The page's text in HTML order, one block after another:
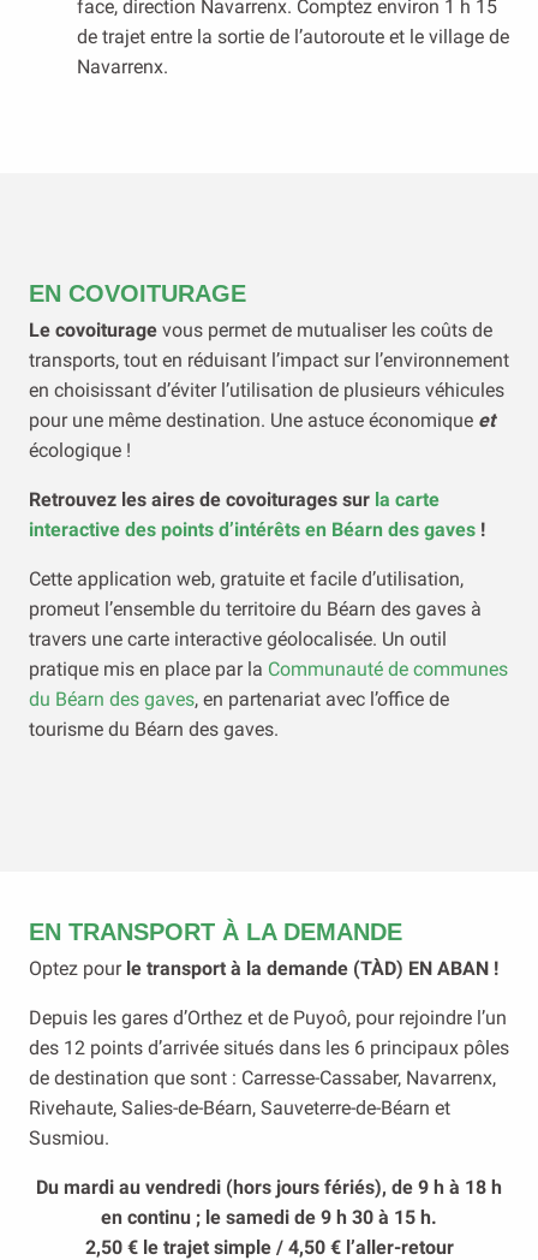
face, direction Navarrenx. Comptez environ 1 h 15
de trajet entre la sortie de l’autoroute et le village de
Navarrenx.
EN COVOITURAGE
Le covoiturage vous permet de mutualiser les coûts de
transports, tout en réduisant l’impact sur l’environnement
en choisissant d’éviter l’utilisation de plusieurs véhicules
pour une même destination. Une astuce économique et
écologique !
Retrouvez les aires de covoiturages sur la carte
interactive des points d’intérêts en Béarn des gaves !
Cette application web, gratuite et facile d’utilisation,
promeut l’ensemble du territoire du Béarn des gaves à
travers une carte interactive géolocalisée. Un outil
pratique mis en place par la Communauté de communes
du Béarn des gaves, en partenariat avec l’office de
tourisme du Béarn des gaves.
EN TRANSPORT À LA DEMANDE
Optez pour le transport à la demande (TÀD) EN ABAN !
Depuis les gares d’Orthez et de Puyoô, pour rejoindre l’un
des 12 points d’arrivée situés dans les 6 principaux pôles
de destination que sont : Carresse-Cassaber, Navarrenx,
Rivehaute, Salies-de-Béarn, Sauveterre-de-Béarn et
Susmiou.
Du mardi au vendredi (hors jours fériés), de 9 h à 18 h
en continu ; le samedi de 9 h 30 à 15 h.
2,50 € le trajet simple / 4,50 € l’aller-retour